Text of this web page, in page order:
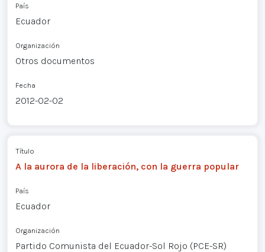
País
Ecuador
Organización
Otros documentos
Fecha
2012-02-02
Título
A la aurora de la liberación, con la guerra popular
País
Ecuador
Organización
Partido Comunista del Ecuador-Sol Rojo (PCE-SR)